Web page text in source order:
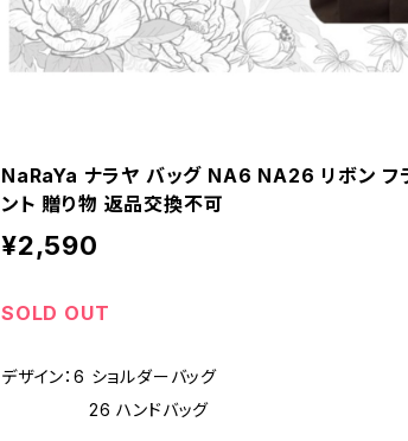
NaRaYa ナラヤ バッグ NA6 NA26 リボン フ
ント 贈り物 返品交換不可
¥2,590
SOLD OUT
デザイン：6 ショルダーバッグ
26 ハンドバッグ